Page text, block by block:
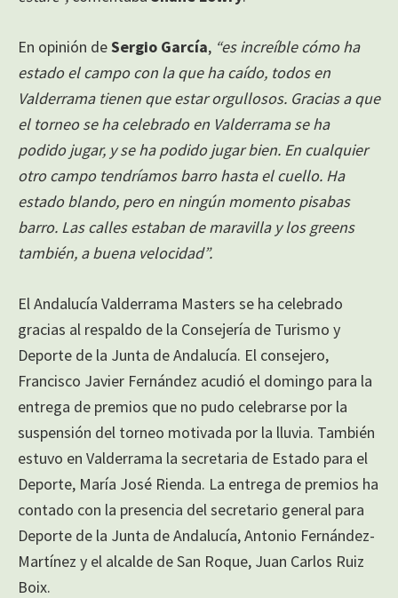
En opinión deSergio García, “es increíble cómo ha
estado el campo con la que ha caído, todos en
Valderrama tienen que estar orgullosos. Gracias a que
el torneo se ha celebrado en Valderrama se ha
podido jugar, y se ha podido jugar bien. En cualquier
otro campo tendríamos barro hasta el cuello. Ha
estado blando, pero en ningún momento pisabas
barro. Las calles estaban de maravilla y los greens
también, a buena velocidad”.
El Andalucía Valderrama Masters se ha celebrado
gracias al respaldo de la Consejería de Turismo y
Deporte de la Junta de Andalucía. El consejero,
Francisco Javier Fernández acudió el domingo para la
entrega de premios que no pudo celebrarse por la
suspensión del torneo motivada por la lluvia. También
estuvo en Valderrama la secretaria de Estado para el
Deporte, María José Rienda. La entrega de premios ha
contado con la presencia del secretario general para
Deporte de la Junta de Andalucía, Antonio Fernández-
Martínez y el alcalde de San Roque, Juan Carlos Ruiz
Boix.